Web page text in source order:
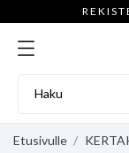
Etusivulle